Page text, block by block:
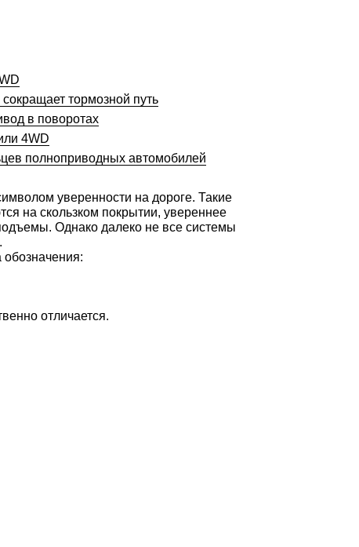
тормозной путь
в поворотах
4WD
полноприводных автомобилей
уверенности на дороге. Такие
на скользком покрытии, увереннее
Однако далеко не все системы
отличается.